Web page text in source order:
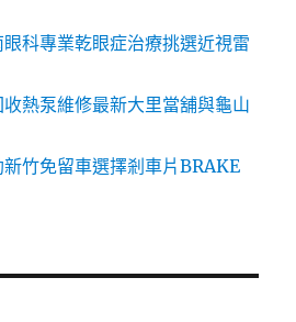
科專業乾眼症治療挑選近視雷
熱泵維修最新大里當舖與龜山
竹免留車選擇剎車片BRAKE